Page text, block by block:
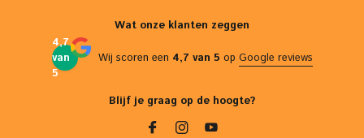
Wat onze klanten zeggen
4,7
van
5
Wij scoren een 4,7 van 5 op Google reviews
Blijf je graag op de hoogte?